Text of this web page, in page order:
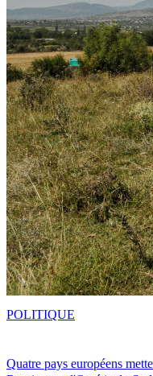
Quatre pays européens
POLITIQUE